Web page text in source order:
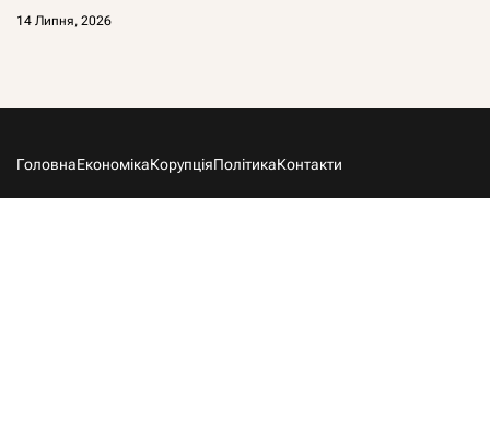
14 Липня, 2026
ГоловнаЕкономікаКорупціяПолітикаКонтакти